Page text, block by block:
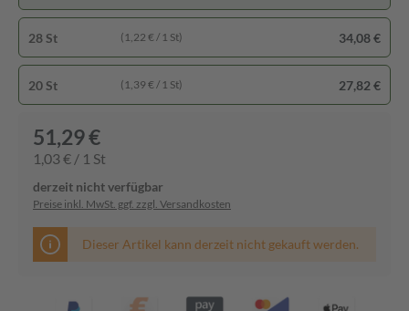
28 St (1,22 € / 1 St) 34,08 €
20 St (1,39 € / 1 St) 27,82 €
51,29 €
1,03 € / 1 St
derzeit nicht verfügbar
Preise inkl. MwSt. ggf. zzgl. Versandkosten
Dieser Artikel kann derzeit nicht gekauft werden.